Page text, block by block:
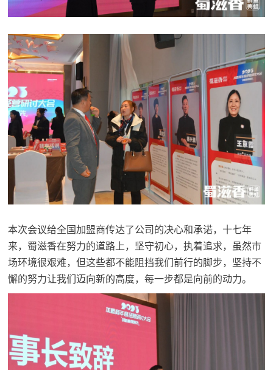
本次会议给全国加盟商传达了公司的决心和承诺，十七年
来，蜀滋香在努力的道路上，坚守初心，执着追求，虽然市
场环境很艰难，但这些都不能阻挡我们前行的脚步，坚持不
懈的努力让我们迈向新的高度，每一步都是向前的动力。